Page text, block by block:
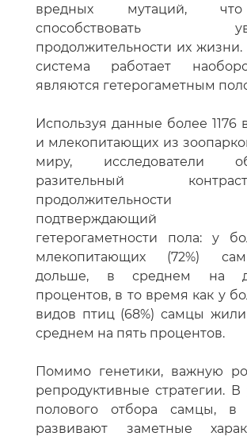
вредных мутаций,
способствовать
продолжительности их жизни.
система работает
являются гетерогаметным
Используя данные более 1176
и млекопитающих из
миру, исследователи
разительный
подтверждающий
гетерогаметности пола: у
млекопитающих (72%)
дольше, в среднем на
процентов, в то время как у
видов птиц (68%) самцы
среднем на пять процентов.
Помимо генетики, важную
репродуктивные стратегии. В
полового отбора самцы, в
развивают заметные